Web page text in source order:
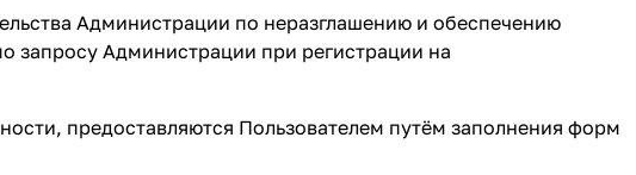
Администрации по неразглашению и обеспечению
запросу Администрации при регистрации на
предоставляются Пользователем путём заполнения форм